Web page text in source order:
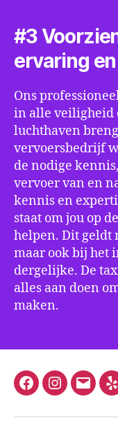
#3
ervaring
Ons
in alle veiligheid
luchthaven
vervoersbedrijf
de nodige
vervoer van en
kennis en
staat om jou op
helpen. Dit geldt
maar ook bij het
dergelijke. De
alles aan doen
maken.
FacebookInstagram
E-